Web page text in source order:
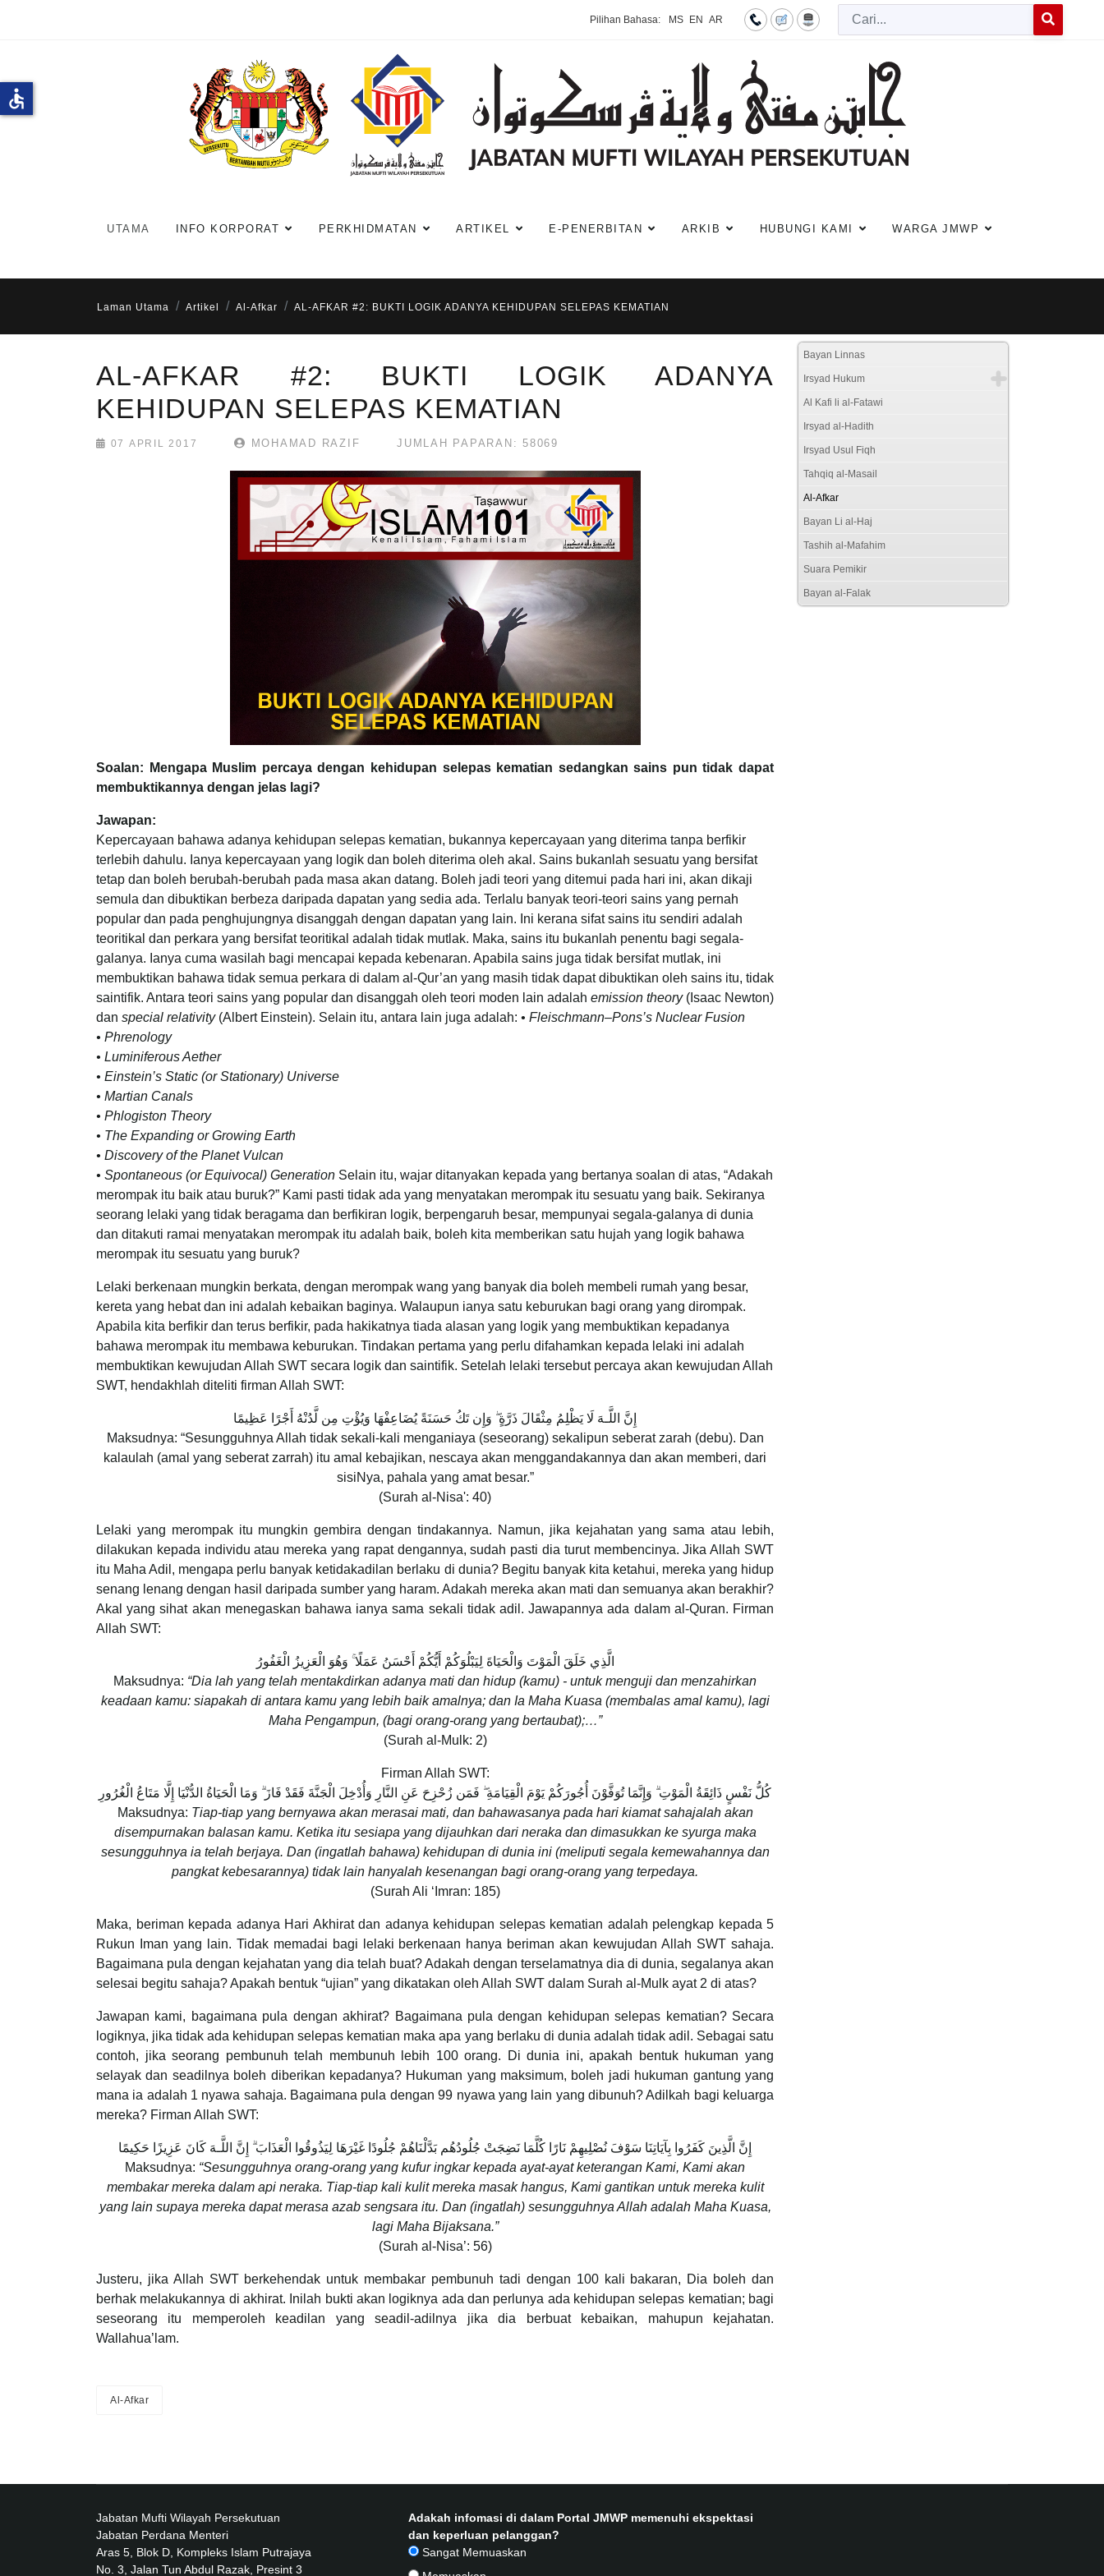
Pilihan Bahasa: MS EN AR
Cari
UTAMA INFO KORPORAT PERKHIDMATAN ARTIKEL E-PENERBITAN ARKIB HUBUNGI KAMI WARGA JMWP
Laman Utama Artikel Al-Afkar AL-AFKAR #2: BUKTI LOGIK ADANYA KEHIDUPAN SELEPAS KEMATIAN
AL-AFKAR #2: BUKTI LOGIK ADANYA
KEHIDUPAN SELEPAS KEMATIAN
07 APRIL 2017 MOHAMAD RAZIF JUMLAH PAPARAN: 58069
Soalan: Mengapa Muslim percaya dengan kehidupan selepas kematian sedangkan sains pun tidak dapat
membuktikannya dengan jelas lagi?
Jawapan:
Kepercayaan bahawa adanya kehidupan selepas kematian, bukannya kepercayaan yang diterima tanpa berfikir
terlebih dahulu. Ianya kepercayaan yang logik dan boleh diterima oleh akal. Sains bukanlah sesuatu yang bersifat
tetap dan boleh berubah-berubah pada masa akan datang. Boleh jadi teori yang ditemui pada hari ini, akan dikaji
semula dan dibuktikan berbeza daripada dapatan yang sedia ada. Terlalu banyak teori-teori sains yang pernah
popular dan pada penghujungnya disanggah dengan dapatan yang lain. Ini kerana sifat sains itu sendiri adalah
teoritikal dan perkara yang bersifat teoritikal adalah tidak mutlak. Maka, sains itu bukanlah penentu bagi segala-
galanya. Ianya cuma wasilah bagi mencapai kepada kebenaran. Apabila sains juga tidak bersifat mutlak, ini
membuktikan bahawa tidak semua perkara di dalam al-Qur’an yang masih tidak dapat dibuktikan oleh sains itu, tidak
saintifik. Antara teori sains yang popular dan disanggah oleh teori moden lain adalah emission theory(Isaac Newton)
dan special relativity(Albert Einstein). Selain itu, antara lain juga adalah: • Fleischmann–Pons’s Nuclear Fusion
• Phrenology
• Luminiferous Aether
• Einstein’s Static (or Stationary) Universe
• Martian Canals
• Phlogiston Theory
• The Expanding or Growing Earth
• Discovery of the Planet Vulcan
• Spontaneous (or Equivocal) Generation Selain itu, wajar ditanyakan kepada yang bertanya soalan di atas, “Adakah
merompak itu baik atau buruk?” Kami pasti tidak ada yang menyatakan merompak itu sesuatu yang baik. Sekiranya
seorang lelaki yang tidak beragama dan berfikiran logik, berpengaruh besar, mempunyai segala-galanya di dunia
dan ditakuti ramai menyatakan merompak itu adalah baik, boleh kita memberikan satu hujah yang logik bahawa
merompak itu sesuatu yang buruk?
Lelaki berkenaan mungkin berkata, dengan merompak wang yang banyak dia boleh membeli rumah yang besar,
kereta yang hebat dan ini adalah kebaikan baginya. Walaupun ianya satu keburukan bagi orang yang dirompak.
Apabila kita berfikir dan terus berfikir, pada hakikatnya tiada alasan yang logik yang membuktikan kepadanya
bahawa merompak itu membawa keburukan. Tindakan pertama yang perlu difahamkan kepada lelaki ini adalah
membuktikan kewujudan Allah SWT secara logik dan saintifik. Setelah lelaki tersebut percaya akan kewujudan Allah
SWT, hendakhlah diteliti firman Allah SWT:
إِنَّ اللَّـهَ لَا يَظْلِمُ مِثْقَالَ ذَرَّةٍ ۖ وَإِن تَكُ حَسَنَةً يُضَاعِفْهَا وَيُؤْتِ مِن لَّدُنْهُ أَجْرًا عَظِيمًا
Maksudnya: “Sesungguhnya Allah tidak sekali-kali menganiaya (seseorang) sekalipun seberat zarah (debu). Dan
kalaulah (amal yang seberat zarrah) itu amal kebajikan, nescaya akan menggandakannya dan akan memberi, dari
sisiNya, pahala yang amat besar.”
(Surah al-Nisa': 40)
Lelaki yang merompak itu mungkin gembira dengan tindakannya. Namun, jika kejahatan yang sama atau lebih,
dilakukan kepada individu atau mereka yang rapat dengannya, sudah pasti dia turut membencinya. Jika Allah SWT
itu Maha Adil, mengapa perlu banyak ketidakadilan berlaku di dunia? Begitu banyak kita ketahui, mereka yang hidup
senang lenang dengan hasil daripada sumber yang haram. Adakah mereka akan mati dan semuanya akan berakhir?
Akal yang sihat akan menegaskan bahawa ianya sama sekali tidak adil. Jawapannya ada dalam al-Quran. Firman
Allah SWT:
الَّذِي خَلَقَ الْمَوْتَ وَالْحَيَاةَ لِيَبْلُوَكُمْ أَيُّكُمْ أَحْسَنُ عَمَلًا ۚ وَهُوَ الْعَزِيزُ الْغَفُورُ
Maksudnya: “Dia lah yang telah mentakdirkan adanya mati dan hidup (kamu) - untuk menguji dan menzahirkan
keadaan kamu: siapakah di antara kamu yang lebih baik amalnya; dan Ia Maha Kuasa (membalas amal kamu), lagi
Maha Pengampun, (bagi orang-orang yang bertaubat);…”
(Surah al-Mulk: 2)
Firman Allah SWT:
كُلُّ نَفْسٍ ذَائِقَةُ الْمَوْتِ ۗ وَإِنَّمَا تُوَفَّوْنَ أُجُورَكُمْ يَوْمَ الْقِيَامَةِ ۖ فَمَن زُحْزِحَ عَنِ النَّارِ وَأُدْخِلَ الْجَنَّةَ فَقَدْ فَازَ ۗ وَمَا الْحَيَاةُ الدُّنْيَا إِلَّا مَتَاعُ الْغُرُورِ
Maksudnya: Tiap-tiap yang bernyawa akan merasai mati, dan bahawasanya pada hari kiamat sahajalah akan
disempurnakan balasan kamu. Ketika itu sesiapa yang dijauhkan dari neraka dan dimasukkan ke syurga maka
sesungguhnya ia telah berjaya. Dan (ingatlah bahawa) kehidupan di dunia ini (meliputi segala kemewahannya dan
pangkat kebesarannya) tidak lain hanyalah kesenangan bagi orang-orang yang terpedaya.
(Surah Ali ‘Imran: 185)
Maka, beriman kepada adanya Hari Akhirat dan adanya kehidupan selepas kematian adalah pelengkap kepada 5
Rukun Iman yang lain. Tidak memadai bagi lelaki berkenaan hanya beriman akan kewujudan Allah SWT sahaja.
Bagaimana pula dengan kejahatan yang dia telah buat? Adakah dengan terselamatnya dia di dunia, segalanya akan
selesai begitu sahaja? Apakah bentuk “ujian” yang dikatakan oleh Allah SWT dalam Surah al-Mulk ayat 2 di atas?
Jawapan kami, bagaimana pula dengan akhirat? Bagaimana pula dengan kehidupan selepas kematian? Secara
logiknya, jika tidak ada kehidupan selepas kematian maka apa yang berlaku di dunia adalah tidak adil. Sebagai satu
contoh, jika seorang pembunuh telah membunuh lebih 100 orang. Di dunia ini, apakah bentuk hukuman yang
selayak dan seadilnya boleh diberikan kepadanya? Hukuman yang maksimum, boleh jadi hukuman gantung yang
mana ia adalah 1 nyawa sahaja. Bagaimana pula dengan 99 nyawa yang lain yang dibunuh? Adilkah bagi keluarga
mereka? Firman Allah SWT:
إِنَّ الَّذِينَ كَفَرُوا بِآيَاتِنَا سَوْفَ نُصْلِيهِمْ نَارًا كُلَّمَا نَضِجَتْ جُلُودُهُم بَدَّلْنَاهُمْ جُلُودًا غَيْرَهَا لِيَذُوقُوا الْعَذَابَ ۗ إِنَّ اللَّـهَ كَانَ عَزِيزًا حَكِيمًا
Maksudnya: “Sesungguhnya orang-orang yang kufur ingkar kepada ayat-ayat keterangan Kami, Kami akan
membakar mereka dalam api neraka. Tiap-tiap kali kulit mereka masak hangus, Kami gantikan untuk mereka kulit
yang lain supaya mereka dapat merasa azab sengsara itu. Dan (ingatlah) sesungguhnya Allah adalah Maha Kuasa,
lagi Maha Bijaksana.”
(Surah al-Nisa’: 56)
Justeru, jika Allah SWT berkehendak untuk membakar pembunuh tadi dengan 100 kali bakaran, Dia boleh dan
berhak melakukannya di akhirat. Inilah bukti akan logiknya ada dan perlunya ada kehidupan selepas kematian; bagi
seseorang itu memperoleh keadilan yang seadil-adilnya jika dia berbuat kebaikan, mahupun kejahatan.
Wallahua’lam.
Al-Afkar
Bayan Linnas
Irsyad Hukum
Al Kafi li al-Fatawi
Irsyad al-Hadith
Irsyad Usul Fiqh
Tahqiq al-Masail
Al-Afkar
Bayan Li al-Haj
Tashih al-Mafahim
Suara Pemikir
Bayan al-Falak
Jabatan Mufti Wilayah Persekutuan
Jabatan Perdana Menteri
Aras 5, Blok D, Kompleks Islam Putrajaya
No. 3, Jalan Tun Abdul Razak, Presint 3
Adakah infomasi di dalam Portal JMWP memenuhi ekspektasi
dan keperluan pelanggan?
Sangat Memuaskan
accessible